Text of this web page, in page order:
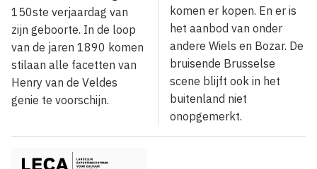
150ste verjaardag van
zijn geboorte. In de loop
van de jaren 1890 komen
stilaan alle facetten van
Henry van de Veldes
genie te voorschijn.
komen er kopen. En er is
het aanbod van onder
andere Wiels en Bozar. De
bruisende Brusselse
scene blijft ook in het
buitenland niet
onopgemerkt.